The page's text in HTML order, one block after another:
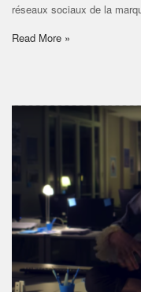
réseaux sociaux de la
Read More »